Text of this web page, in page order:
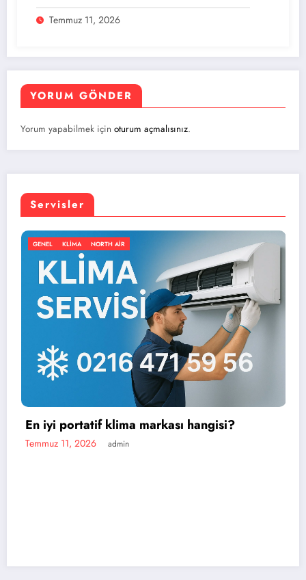
Temmuz 11, 2026
YORUM GÖNDER
Yorum yapabilmek için oturum açmalısınız.
Servisler
markası hangisi?
KLIMA